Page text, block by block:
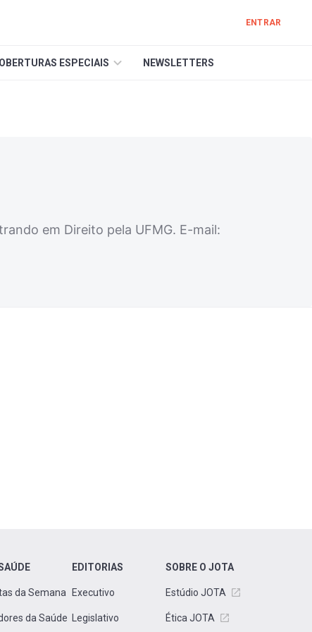
ENTRAR
ESPECIAIS NEWSLETTERS
em Direito pela UFMG. E-mail:
da Semana
da Saúde
EDITORIAS
Executivo
Legislativo
SOBRE O JOTA
Estúdio JOTA
Ética JOTA